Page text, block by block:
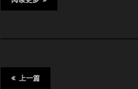
上一篇